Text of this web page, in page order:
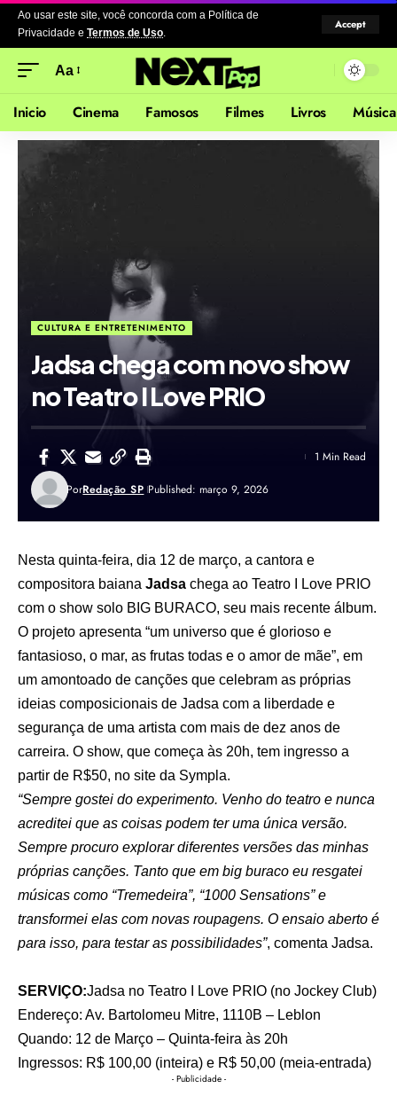
Ao usar este site, você concorda com a Política de
Privacidade e Termos de Uso.
Accept
Aa
Inicio Cinema Famosos Filmes Livros Música
CULTURA E ENTRETENIMENTO
Jadsa chega com novo show
no Teatro I Love PRIO
PorRedação SP Published: março 9, 2026
1 Min Read
Nesta quinta-feira, dia 12 de março, a cantora e
compositora baiana Jadsa chega ao Teatro I Love PRIO
com o show solo BIG BURACO, seu mais recente álbum.
O projeto apresenta “um universo que é glorioso e
fantasioso, o mar, as frutas todas e o amor de mãe”, em
um amontoado de canções que celebram as próprias
ideias composicionais de Jadsa com a liberdade e
segurança de uma artista com mais de dez anos de
carreira. O show, que começa às 20h, tem ingresso a
partir de R$50, no site da Sympla.
“Sempre gostei do experimento. Venho do teatro e nunca
acreditei que as coisas podem ter uma única versão.
Sempre procuro explorar diferentes versões das minhas
próprias canções. Tanto que em big buraco eu resgatei
músicas como “Tremedeira”, “1000 Sensations” e
transformei elas com novas roupagens. O ensaio aberto é
para isso, para testar as possibilidades”, comenta Jadsa.
SERVIÇO:Jadsa no Teatro I Love PRIO (no Jockey Club)
Endereço: Av. Bartolomeu Mitre, 1110B – Leblon
Quando: 12 de Março – Quinta-feira às 20h
Ingressos: R$ 100,00 (inteira) e R$ 50,00 (meia-entrada)
- Publicidade -